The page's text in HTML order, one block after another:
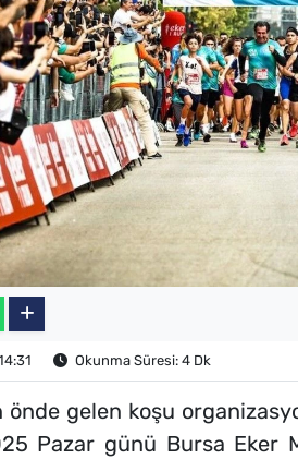
Okunma Süresi: 4 Dk
önde gelen koşu
Pazar günü Bursa Eker